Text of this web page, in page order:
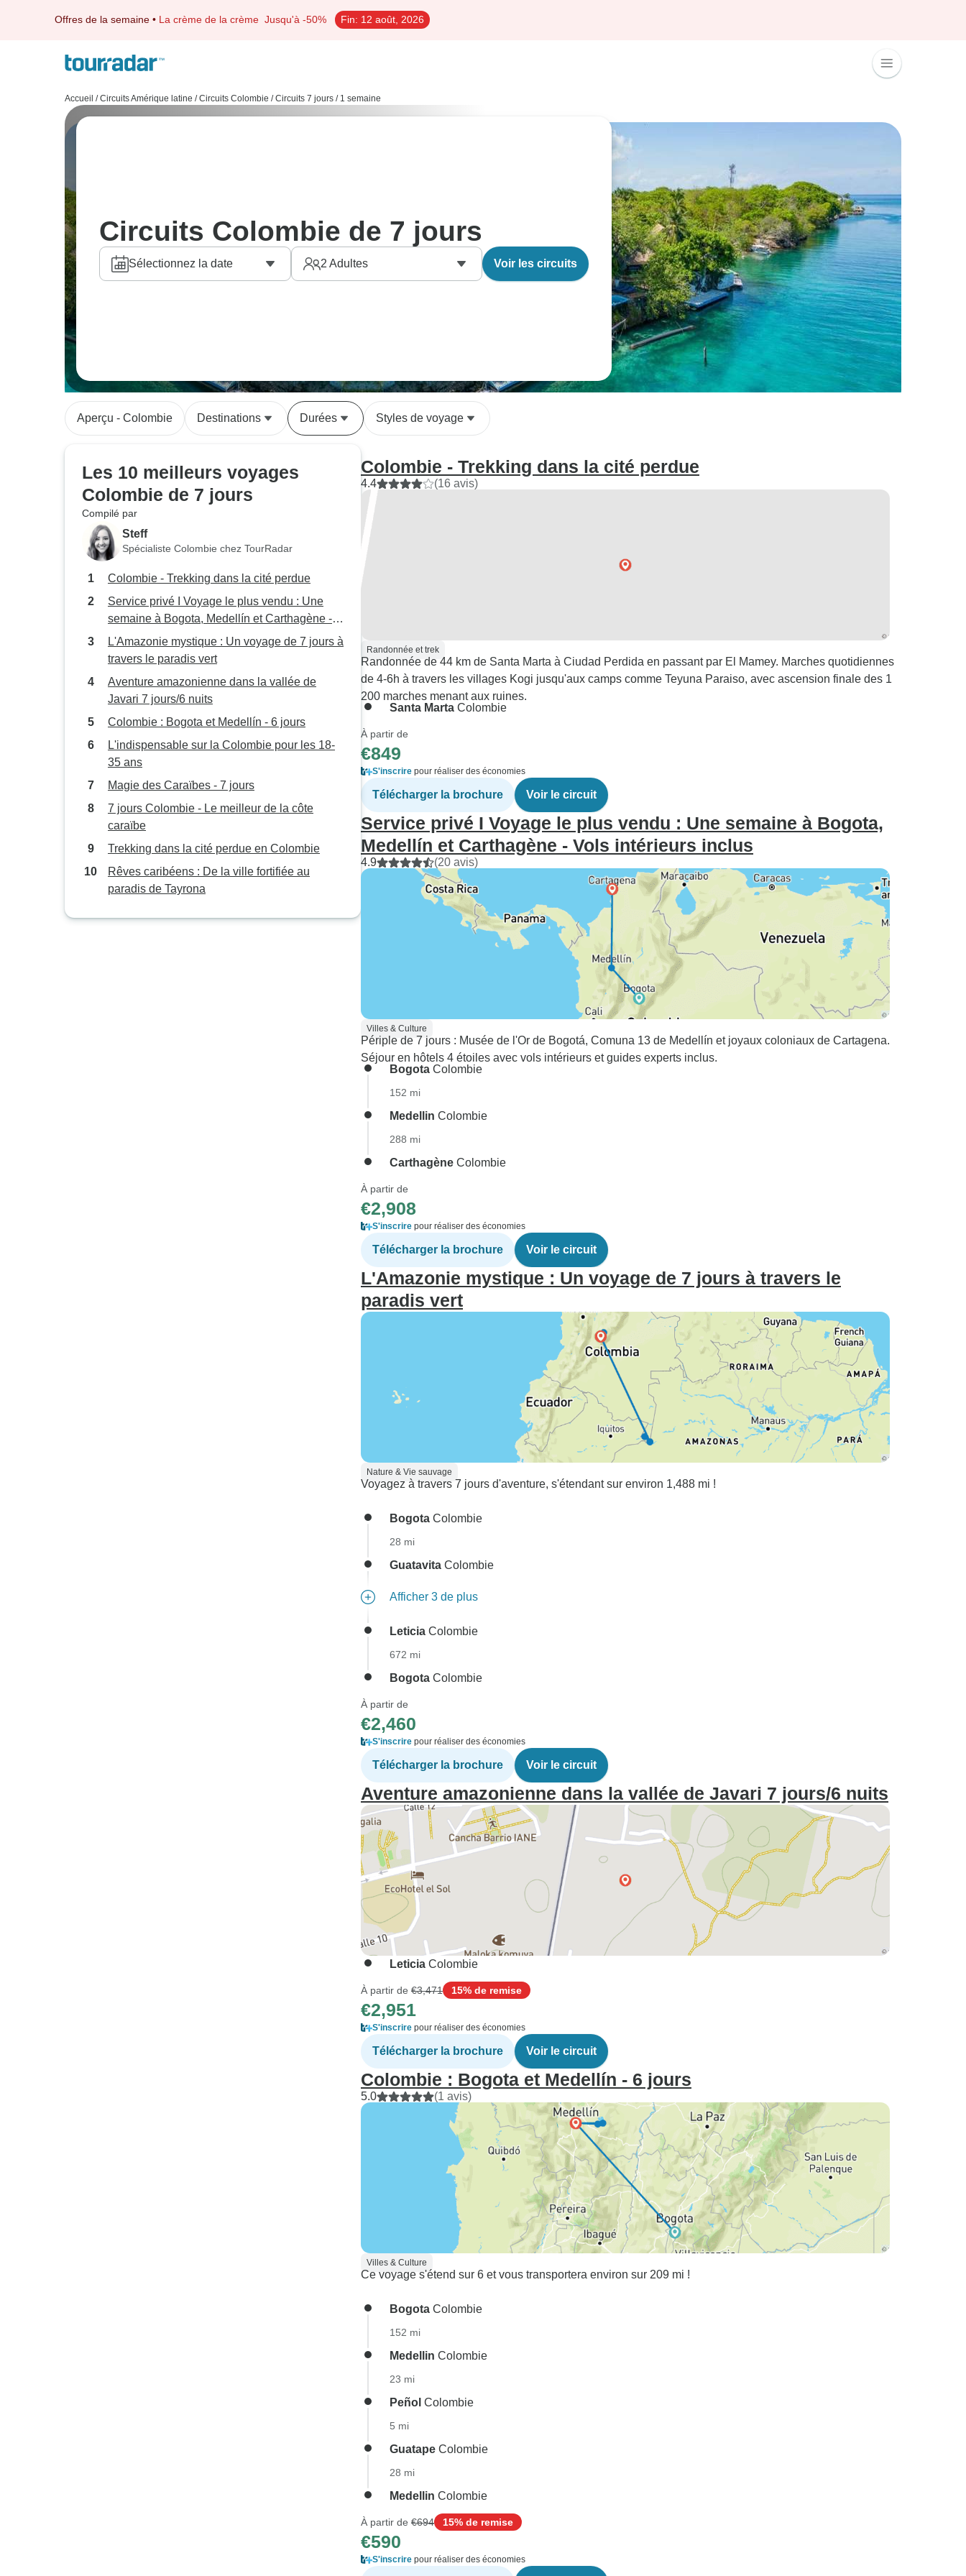
Offres de la semaine • La crème de la crème Jusqu'à -50% Fin: 12 août, 2026
Accueil / Circuits Amérique latine / Circuits Colombie / Circuits 7 jours / 1 semaine
Circuits Colombie de 7 jours
Sélectionnez la date 2 Adultes Voir les circuits
Aperçu - Colombie Destinations Durées Styles de voyage
Les 10 meilleurs voyages
Colombie de 7 jours
Compilé par
Steff
Spécialiste Colombie chez TourRadar
Colombie - Trekking dans la cité perdue
Service privé I Voyage le plus vendu : Une
semaine à Bogota, Medellín et Carthagène -
Vols intérieurs inclus
L'Amazonie mystique : Un voyage de 7 jours à
travers le paradis vert
Aventure amazonienne dans la vallée de
Javari 7 jours/6 nuits
Colombie : Bogota et Medellín - 6 jours
L'indispensable sur la Colombie pour les 18-
35 ans
Magie des Caraïbes - 7 jours
7 jours Colombie - Le meilleur de la côte
caraïbe
Trekking dans la cité perdue en Colombie
Rêves caribéens : De la ville fortifiée au
paradis de Tayrona
Colombie - Trekking dans la cité perdue
4.4 (16 avis)
Randonnée et trek
Randonnée de 44 km de Santa Marta à Ciudad Perdida en passant par El Mamey. Marches quotidiennes
de 4-6h à travers les villages Kogi jusqu'aux camps comme Teyuna Paraiso, avec ascension finale des 1
200 marches menant aux ruines.
Santa Marta Colombie
À partir de
€849
S'inscrire pour réaliser des économies
Télécharger la brochure Voir le circuit
Service privé I Voyage le plus vendu : Une semaine à Bogota,
Medellín et Carthagène - Vols intérieurs inclus
4.9 (20 avis)
Villes & Culture
Périple de 7 jours : Musée de l'Or de Bogotá, Comuna 13 de Medellín et joyaux coloniaux de Cartagena.
Séjour en hôtels 4 étoiles avec vols intérieurs et guides experts inclus.
Bogota Colombie
152 mi
Medellin Colombie
288 mi
Carthagène Colombie
À partir de
€2,908
S'inscrire pour réaliser des économies
Télécharger la brochure Voir le circuit
L'Amazonie mystique : Un voyage de 7 jours à travers le
paradis vert
Nature & Vie sauvage
Voyagez à travers 7 jours d'aventure, s'étendant sur environ 1,488 mi !
Bogota Colombie
28 mi
Guatavita Colombie
Afficher 3 de plus
Leticia Colombie
672 mi
Bogota Colombie
À partir de
€2,460
S'inscrire pour réaliser des économies
Télécharger la brochure Voir le circuit
Aventure amazonienne dans la vallée de Javari 7 jours/6 nuits
Leticia Colombie
À partir de €3,471 15% de remise
€2,951
S'inscrire pour réaliser des économies
Télécharger la brochure Voir le circuit
Colombie : Bogota et Medellín - 6 jours
5.0 (1 avis)
Villes & Culture
Ce voyage s'étend sur 6 et vous transportera environ sur 209 mi !
Bogota Colombie
152 mi
Medellin Colombie
23 mi
Peñol Colombie
5 mi
Guatape Colombie
28 mi
Medellin Colombie
À partir de €694 15% de remise
€590
S'inscrire pour réaliser des économies